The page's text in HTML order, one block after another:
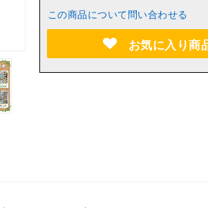
この商品について問い合わせる
お気に入り商